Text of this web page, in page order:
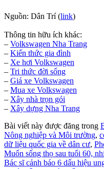
Nguồn: Dân Trí (link)
Thông tin hữu ích khác:
– Volkswagen Nha Trang
– Kiến thức gia đình
– Xe hơi Volkswagen
– Tri thức đời sống
– Giá xe Volkswagen
– Mua xe Volkswagen
– Xây nhà trọn gói
– Xây dựng Nha Trang
Bài viết này được đăng trong
Nông nghiệp và Môi trường,
dữ liệu quốc gia về dân cư,
Muốn sống thọ sau tuổi 60,
Bác sĩ cảnh báo 6 dấu hiệu